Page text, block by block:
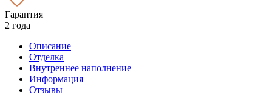
Гарантия
2 года
Описание
Отделка
Внутреннее наполнение
Информация
Отзывы